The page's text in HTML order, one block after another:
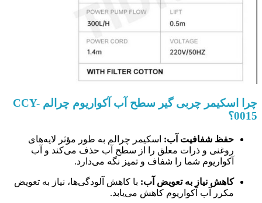
چرا اسکیمر چربی گیر سطح آب آکواریوم چرالم CCY-
0015؟
حفظ شفافیت آب: اسکیمر چرالم به طور مؤثر لایه‌های
روغنی و ذرات معلق را از سطح آب حذف می‌کند و آب
آکواریوم شما را شفاف و تمیز نگه می‌دارد.
کاهش نیاز به تعویض آب: با کاهش آلودگی‌ها، نیاز به تعویض
مکرر آب آکواریوم کاهش می‌یابد.